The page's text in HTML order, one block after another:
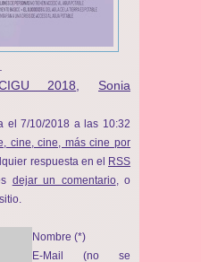
2018
Sonia
el 7/10/2018 a las 10:32
cine, cine, más cine por
respuesta en el RSS
dejar un comentario, o
Nombre (*)
E-Mail (no se